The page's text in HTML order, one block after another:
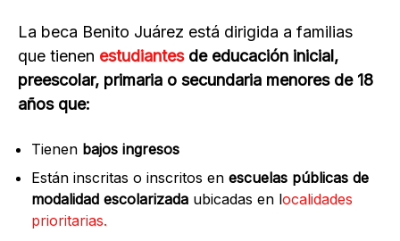
La beca Benito Juárez está dirigida a familias
que tienen estudiantesde educación inicial,
preescolar, primaria o secundaria menores de 18
años que:
Tienen bajos ingresos
Están inscritas o inscritos en escuelas públicas de
modalidad escolarizada ubicadas en localidades
prioritarias.